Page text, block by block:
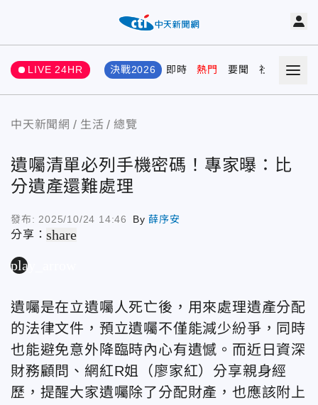
LIVE 24HR 決戰2026 即時 熱門 要聞 社會 娛樂
中天新聞網 生活 總覽
遺囑清單必列手機密碼！專家曝：比
分遺產還難處理
發布: 2025/10/24 14:46 By薛序安
分享：share
play_arrow
遺囑是在立遺囑人死亡後，用來處理遺產分配
的法律文件，預立遺囑不僅能減少紛爭，同時
也能避免意外降臨時內心有遺憾。而近日資深
財務顧問、網紅R姐（廖家紅）分享親身經
歷，提醒大家遺囑除了分配財產，也應該附上